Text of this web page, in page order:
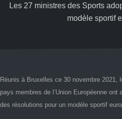
Les 27 ministres des Sports
modèle sportif
Réunis à Bruxelles ce 30 novembre
pays membres de l’Union Européenne ont
des résolutions pour un modèle sportif